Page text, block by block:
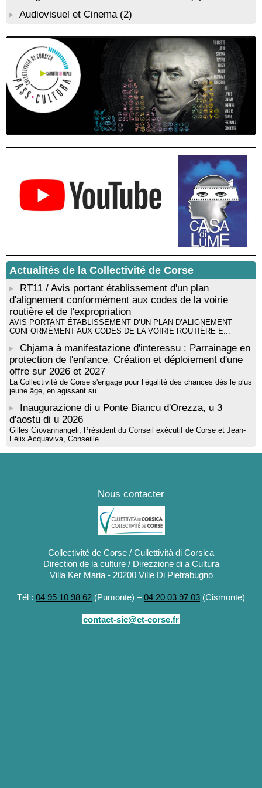
Portivechju
roi des Corses" animée par Benjamin Casinelli - Salle du Conseil
municipal - Zonza
Conférence : "Pratiques magico-religieuses et rituels de
protection de la Corse agro-pastorale" animée par Jean-Jacques
Andreani - Bucugnà / Zonza
Residenza di scrittura di Angela Nicolai, Trà Corsica è
Sardegna - Mediateca di castagniccia Mare è monti - I Fulelli
Résidence d’écriture et de recherche de l’écrivaine Cécilia
Castelli - Institut Mémoires de l'Edition Contemporaine - Caen /
Médiathèque de Castagniccia Mare et Monti - I Fulelli
Rencontre / dédicace avec Lucrèce Luciani autour de son
livre « La ballade du pendu du Niolu» - Mediateca territuriale di
Santa Lucia di Tallà
Mise en musique d’un livre jeunesse par Annik Meschinet,
musicienne pédagogue : Ateliers d’expression sonore, vocale,
rythmique et corporelle - Mediateca territuriale di Santa Lucia di
! Événement reporté ! Cycle de conférences peinture animé
par Alexandre Dominati - Mediateca territuriale di Santa Lucia di
Tallà
Audiovisuel et Cinema (2)
Actualités de la Collectivité de Corse
RT11 / Avis portant établissement d'un plan
d'alignement conformément aux codes de la voirie
routière et de l'expropriation
AVIS PORTANT ÉTABLISSEMENT D’UN PLAN D’ALIGNEMENT
CONFORMÉMENT AUX CODES DE LA VOIRIE ROUTIÈRE E...
Chjama à manifestazione d'interessu : Parrainage en
protection de l'enfance. Création et déploiement d'une
offre sur 2026 et 2027
La Collectivité de Corse s'engage pour l’égalité des chances dès le plus
jeune âge, en agissant su...
Inaugurazione di u Ponte Biancu d'Orezza, u 3
d'aostu di u 2026
Gilles Giovannangeli, Président du Conseil exécutif de Corse et Jean-
Félix Acquaviva, Conseille...
Nous contacter
Collectivité de Corse / Cullettività di Corsica
Direction de la culture / Direzzione di a Cultura
Villa Ker Maria - 20200 Ville Di Pietrabugno
Tél : 04 95 10 98 62 (Pumonte) –04 20 03 97 03 (Cismonte)
contact-sic@ct-corse.fr